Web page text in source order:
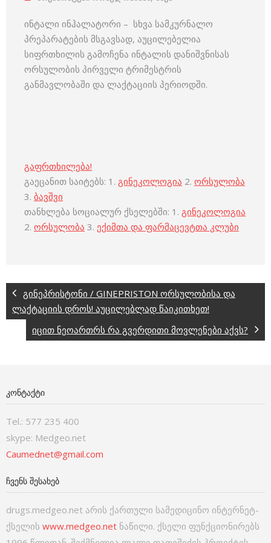
ინტალი ინჰალატორი – სხვა სამკურნალო
პრეპარატების მსგავსად, აუცილებელია
სიფრთხილის გამოჩენა ინტალის დანიშვნისას
ორსულობის პირველი ტრიმესტრის
განმავლობაში და ლაქტაციის პერიოდში.
გაფრთხილება!
გაეცანით საიტებს: 1. გინეკოლოგია 2. ორსულობა
3. ბავშვი
თანხლება სოციალურ ქსელებში: 1. გინეკოლოგია
2. ორსულობა 3. ექიმთა და ფარმაცევტთა კლუბი
გინეპრისტონი / GINEPRISTON ორსულობისა და
ლაქტაციის დროს! აუცილებლად წაიკითხეთ!
იცით ნეოართრს რა გვერდითი მოვლენები აქვს?
ᲙᲝᲜᲢᲐᲥᲢᲘ
Tel.: 577 235 400
skype: Medgeo.net
Caumednet@gmail.com
ᲩᲕᲔᲜᲡ ᲨᲔᲡᲐᲮᲔᲑ
drugs.medgeo.net არის ქართული სამედიცინო ინტერნეტ-
ქსელის www.medgeo.net ნაწილი. ქსელი ფუნქციონირებს